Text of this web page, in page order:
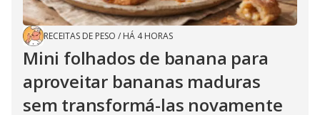
RECEITAS DE PESO / HÁ 4 HORAS
Mini folhados de banana para
aproveitar bananas maduras
sem transformá-las novamente